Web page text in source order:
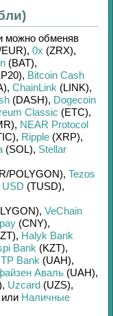
можно обменяв
EUR), 0x (ZRX),
(BAT),
, Bitcoin Cash
, ChainLink (LINK),
(DASH), Dogecoin
Classic (ETC),
, NEAR Protocol
, Ripple (XRP),
(SOL), Stellar
POLYGON), Tezos
USD (TUSD),
, VeChain
(CNY),
, Halyk Bank
Bank (KZT),
Bank (UAH),
Аваль (UAH),
, Uzcard (UZS),
или Наличные